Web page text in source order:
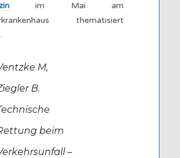
im Mai am
thematisiert
M,
B.
beim
–